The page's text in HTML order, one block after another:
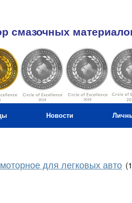
смазочных
Новости
для легковых авто